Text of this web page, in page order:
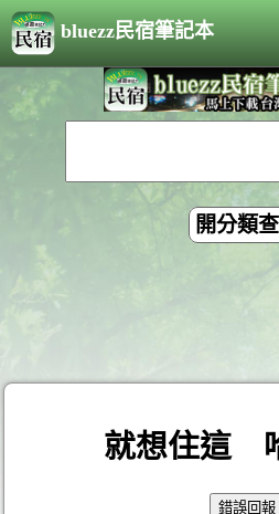
bluezz民宿筆記本
開分類
就想住這